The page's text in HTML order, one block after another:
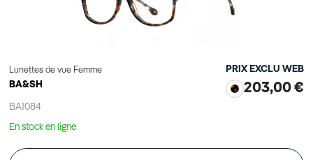
Lunettes de vue Femme
BA&SH
BA1084
PRIX EXCLU WEB
203,00 €
En stock en ligne